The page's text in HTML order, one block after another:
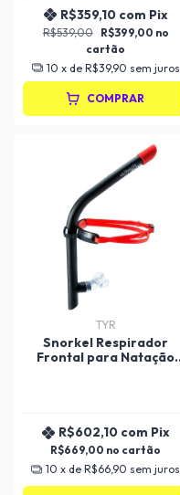
R$539,00 R$399,00
R$359,10 com Pix
10 x de R$39,90 sem juros
COMPRAR
TYR
Snorkel Respirador
Frontal para Natação
R$669,00
R$602,10 com Pix
10 x deR$66,90 sem juros